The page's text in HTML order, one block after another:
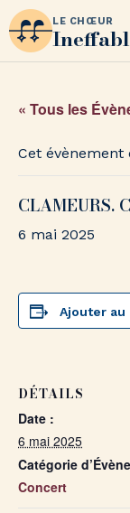
LE CHŒUR
« Tous les
Cet évènement
CLAMEURS.
6 mai 2025
Ajouter
DÉTAILS
Date :
6 mai 2025
Catégorie
Concert